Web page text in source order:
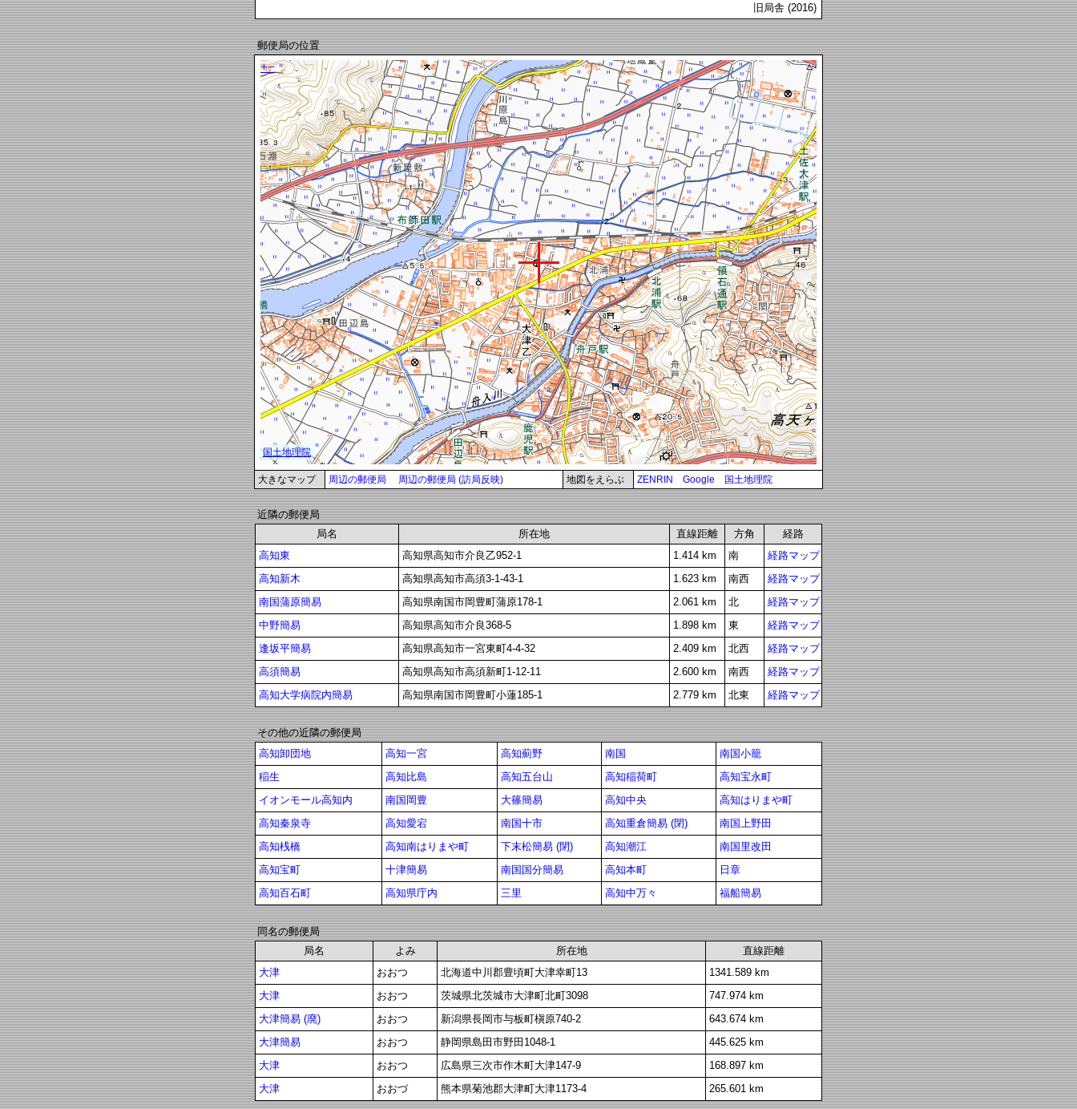
旧局舎 (2016)
郵便局の位置
大きなマップ 周辺の郵便局 周辺の郵便局 (訪局反映) 地図をえらぶ ZENRIN Google 国土地理院
近隣の郵便局
局名
所在地 直線距離 方角
経路
高知東
高知県高知市介良乙952-1 1.414 km 南
経路マップ
高知新木
高知県高知市高須3-1-43-1 1.623 km 南西
経路マップ
南国蒲原簡易
高知県南国市岡豊町蒲原178-1 2.061 km 北
経路マップ
中野簡易
高知県高知市介良368-5 1.898 km 東
経路マップ
逢坂平簡易
高知県高知市一宮東町4-4-32 2.409 km 北西
経路マップ
高須簡易
高知県高知市高須新町1-12-11 2.600 km 南西
経路マップ
高知大学病院内簡易
高知県南国市岡豊町小蓮185-1 2.779 km 北東 経路マップ
その他の近隣の郵便局
高知卸団地
高知一宮 高知薊野 南国
南国小籠
稲生
高知比島 高知五台山 高知稲荷町
高知宝永町
イオンモール高知内
南国岡豊 大篠簡易 高知中央
高知はりまや町
高知秦泉寺
高知愛宕 南国十市 高知重倉簡易 (閉)
南国上野田
高知桟橋
高知南はりまや町 下末松簡易 (閉) 高知潮江
南国里改田
高知宝町
十津簡易 南国国分簡易 高知本町
日章
高知百石町
高知県庁内 三里 高知中万々 福船簡易
同名の郵便局
局名
よみ 所在地
直線距離
大津
おおつ 北海道中川郡豊頃町大津幸町13
1341.589 km
大津
おおつ 茨城県北茨城市大津町北町3098
747.974 km
大津簡易 (廃)
おおつ 新潟県長岡市与板町槇原740-2
643.674 km
大津簡易
おおつ 静岡県島田市野田1048-1
445.625 km
大津
おおつ 広島県三次市作木町大津147-9
168.897 km
大津
おおづ 熊本県菊池郡大津町大津1173-4 265.601 km